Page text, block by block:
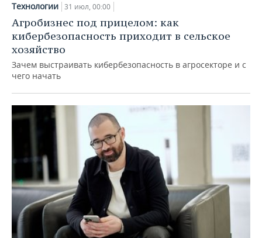
Технологии 31 июл, 00:00
Агробизнес под прицелом: как
кибербезопасность приходит в сельское
хозяйство
Зачем выстраивать кибербезопасность в агросекторе и с
чего начать